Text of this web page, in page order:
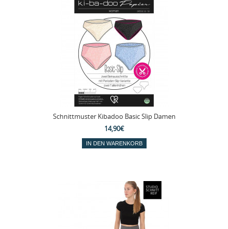
Schnittmuster Kibadoo Basic Slip Damen
14,90€